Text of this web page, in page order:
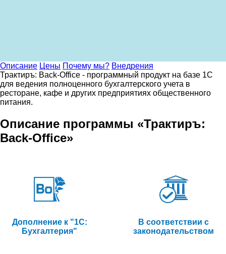
Описание Цены Почему мы? Внедрения
Трактиръ: Back-Office - программный продукт на базе 1С
для ведения полноценного бухгалтерского учета в
ресторане, кафе и других предприятиях общественного
питания.
Описание программы «Трактиръ:
Back-Office»
Дополнение к "1С:
Бухгалтерия"
В соответствии с
законодательством